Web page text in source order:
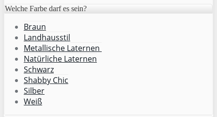
Welche Farbe darf es sein?
Braun
Landhausstil
Metallische Laternen
Natürliche Laternen
Schwarz
Shabby Chic
Silber
Weiß